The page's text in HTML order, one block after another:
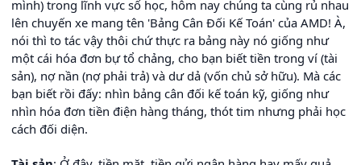
mình) trong lĩnh vực số học, hôm nay chúng ta cùng rủ nhau
lên chuyến xe mang tên 'Bảng Cân Đối Kế Toán' của AMD! À,
nói thì to tác vậy thôi chứ thực ra bảng này nó giống như
một cái hóa đơn bự tổ chảng, cho bạn biết tiền trong ví (tài
sản), nợ nần (nợ phải trả) và dư dả (vốn chủ sở hữu). Mà các
bạn biết rồi đấy: nhìn bảng cân đối kế toán kỹ, giống như
nhìn hóa đơn tiền điện hàng tháng, thót tim nhưng phải học
cách đối diện.